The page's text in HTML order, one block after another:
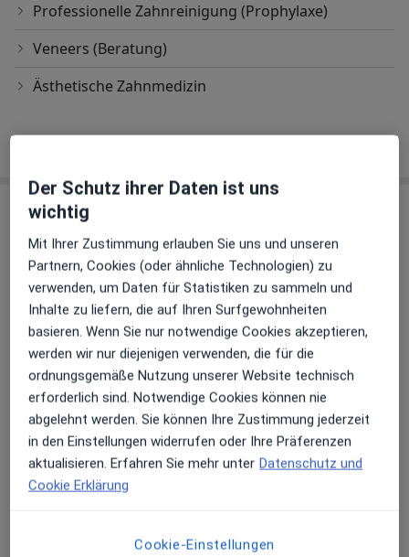
Professionelle Zahnreinigung (Prophylaxe)
Veneers (Beratung)
Ästhetische Zahnmedizin
Praxis
Praxis Oliver Schött Zahnarzt
Otto-Hahn-Str. 22, 47906Kempen
Zu Google Mapsöffnet in einer neuen
Verfügbarkeit
Dr. med. dent. Oliver Schött bietet an diesem
Standort über Jameda keine Online-
Terminbuchung an
Zahlungsmodalitäten (private Besuche)
Der Schutz ihrer Daten ist uns
wichtig
Mit Ihrer Zustimmung erlauben Sie uns und unseren
Partnern, Cookies (oder ähnliche Technologien) zu
verwenden, um Daten für Statistiken zu sammeln und
Inhalte zu liefern, die auf Ihren Surfgewohnheiten
basieren. Wenn Sie nur notwendige Cookies akzeptieren,
werden wir nur diejenigen verwenden, die für die
ordnungsgemäße Nutzung unserer Website technisch
erforderlich sind. Notwendige Cookies können nie
abgelehnt werden. Sie können Ihre Zustimmung jederzeit
in den Einstellungen widerrufen oder Ihre Präferenzen
aktualisieren. Erfahren Sie mehr unter Datenschutz und
Cookie Erklärung
Cookie-Einstellungen